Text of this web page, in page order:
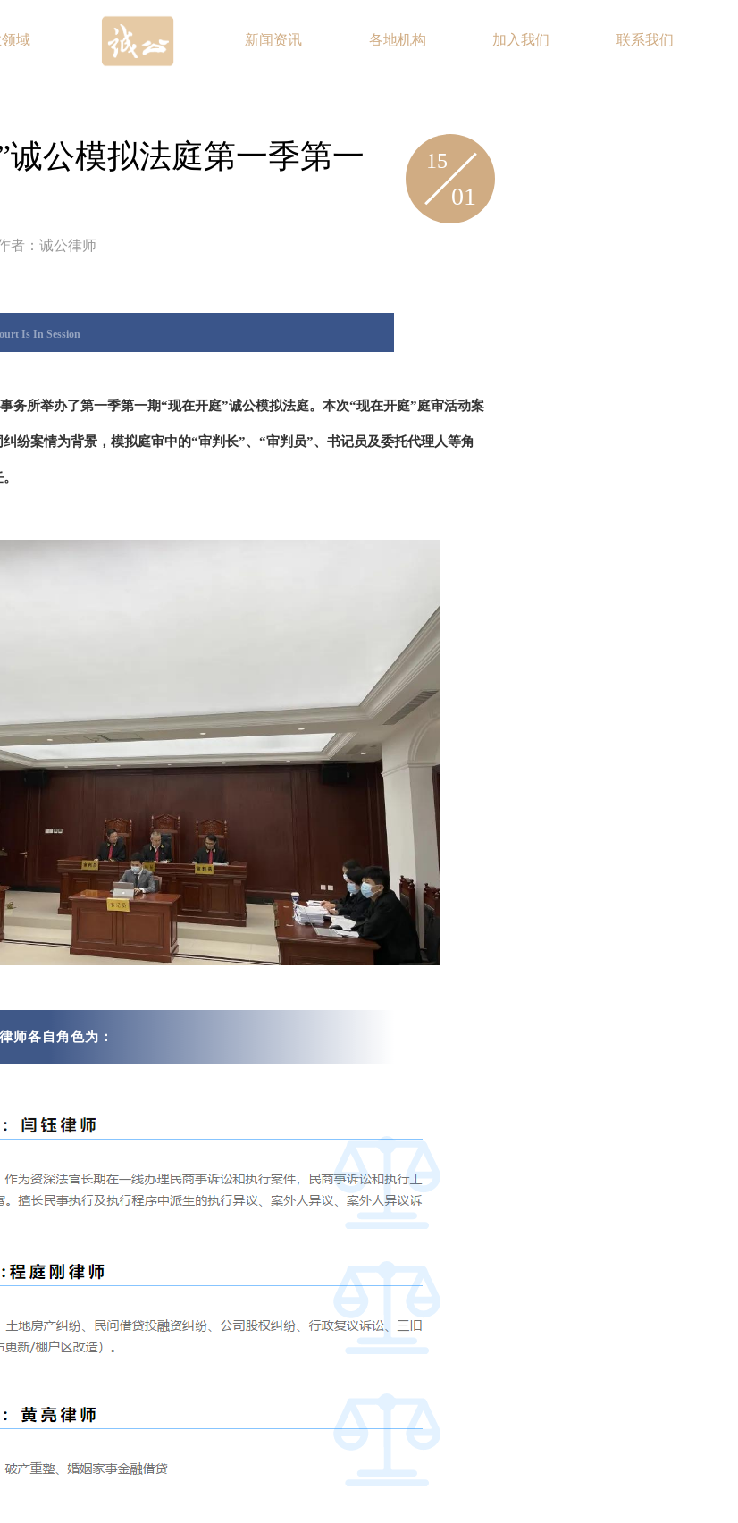
域 新闻资讯 各地机构 加入我们 联系我们
诚公模拟法庭第一季第一
者：诚公律师
15
01
Is In Session
务所举办了第一季第一期“现在开庭”诚公模拟法庭。本次“现在开庭”庭审活动案
纷案情为背景，模拟庭审中的“审判长”、“审判员”、书记员及委托代理人等角
师各自角色为：